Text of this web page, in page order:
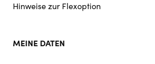
Hinweise zur Flexoption
MEINE DATEN